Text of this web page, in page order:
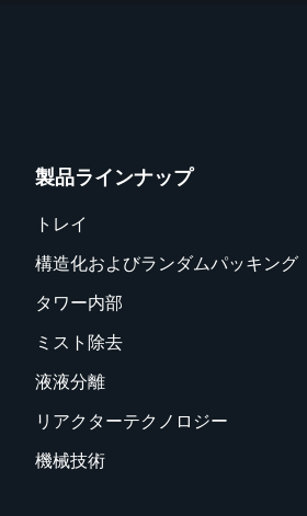
製品ラインナップ
トレイ
構造化およびランダムパッキング
タワー内部
ミスト除去
液液分離
リアクターテクノロジー
機械技術